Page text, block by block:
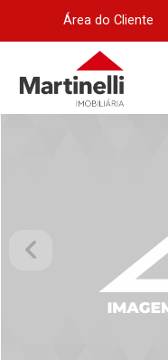
Área do Cliente